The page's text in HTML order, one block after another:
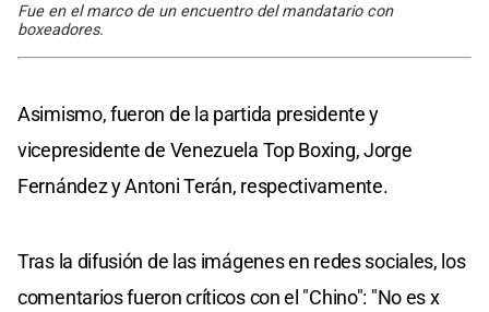
Fue en el marco de un encuentro del mandatario con
boxeadores.
Asimismo, fueron de la partida presidente y
vicepresidente de Venezuela Top Boxing, Jorge
Fernández y Antoni Terán, respectivamente.
Tras la difusión de las imágenes en redes sociales, los
comentarios fueron críticos con el "Chino": "No es x